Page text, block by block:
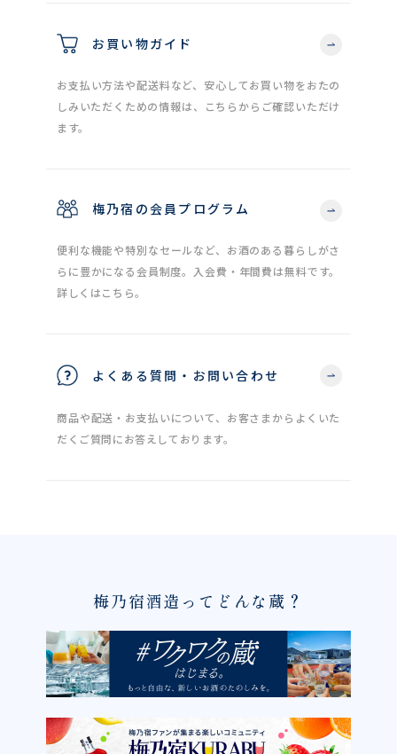
お買い物ガイド
お支払い方法や配送料など、安心してお買い物をおたの
しみいただくための情報は、こちらからご確認いただけ
ます。
梅乃宿の会員プログラム
便利な機能や特別なセールなど、お酒のある暮らしがさ
らに豊かになる会員制度。入会費・年間費は無料です。
詳しくはこちら。
よくある質問・お問い合わせ
商品や配送・お支払いについて、お客さまからよくいた
だくご質問にお答えしております。
梅乃宿酒造ってどんな蔵？